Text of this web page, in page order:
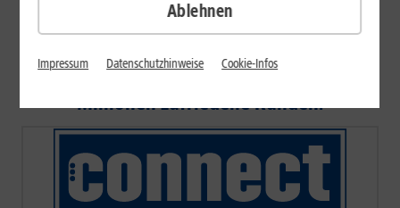
Ausgezeichnetes Netz, Top-Service und
Millionen zufriedene Kunden.
Ablehnen
Impressum Datenschutzhinweise Cookie-Infos